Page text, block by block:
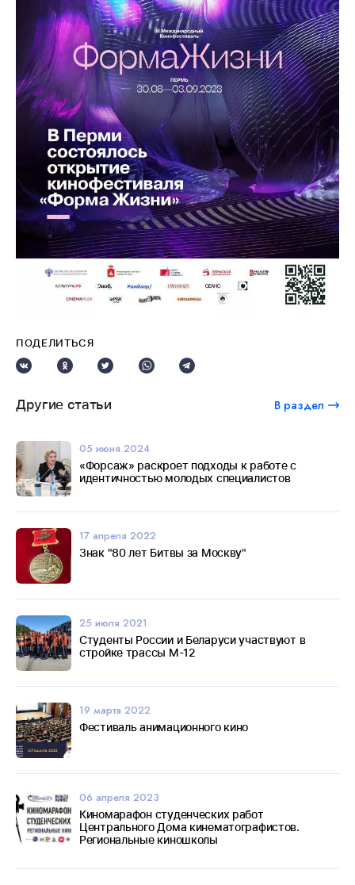
ПОДЕЛИТЬСЯ
Другие статьи В раздел
05 июня 2024
«Форсаж» раскроет подходы к работе с
идентичностью молодых специалистов
17 апреля 2022
Знак "80 лет Битвы за Москву"
25 июля 2021
Студенты России и Беларуси участвуют в
стройке трассы М-12
19 марта 2022
Фестиваль анимационного кино
06 апреля 2023
Киномарафон студенческих работ
Центрального Дома кинематографистов.
Региональные киношколы